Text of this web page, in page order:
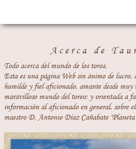
Acerca de
Todo acerca del mundo de los toros.
Esta es una página Web sin ánimo de lucro,
humilde y fiel aficionado, amante desde muy
maravilloso mundo del toreo; y orientada a
información al aficionado en general, sobre
maestro D. Antonio Díaz Cañabate "Planeta